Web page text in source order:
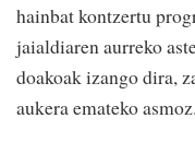
hainbat kontzertu
jaialdiaren aurreko
doakoak izango dira,
aukera emateko asmoz.